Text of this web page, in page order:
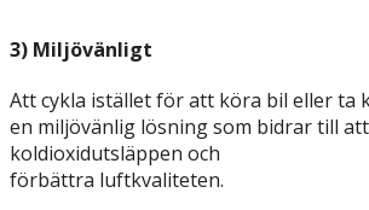
3) Miljövänligt
Att cykla istället för att köra bil eller ta
en miljövänlig lösning som bidrar till
koldioxidutsläppen och
förbättra luftkvaliteten.